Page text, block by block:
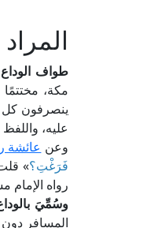
طواف الوداع
مكة،
ينصرفون كل
عليه،
وعن عائشة
فَرَغْتِ؟»
رواه
وسُمِّيَ
المسافر دون